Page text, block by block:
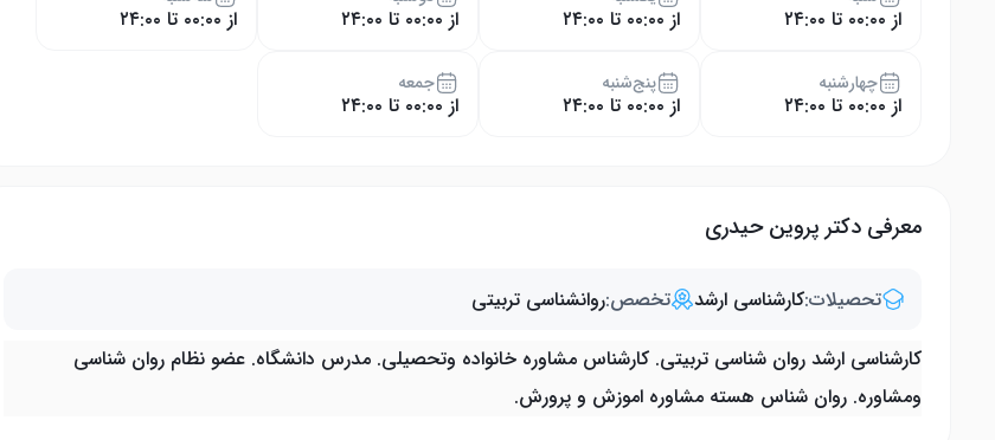
از ۰۰:۰۰ تا ۲۴:۰۰ از ۰۰:۰۰ تا ۲۴:۰۰ از ۰۰:۰۰ تا ۲۴:۰۰ از ۰۰:۰۰ تا ۲۴:۰۰
چهار‌شنبه
از ۰۰:۰۰ تا ۲۴:۰۰
پنج‌شنبه
از ۰۰:۰۰ تا ۲۴:۰۰
جمعه
از ۰۰:۰۰ تا ۲۴:۰۰
معرفی دکتر پروین حیدری
تحصیلات:کارشناسی ارشد تخصص:روانشناسی تربیتی
کارشناسی ارشد روان شناسی تربیتی. کارشناس مشاوره خانواده وتحصیلی. مدرس دانشگاه. عضو نظام روان شناسی
ومشاوره. روان شناس هسته مشاوره اموزش و پرورش.